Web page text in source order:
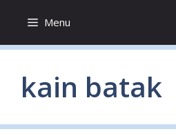
content
Menu
kain batak